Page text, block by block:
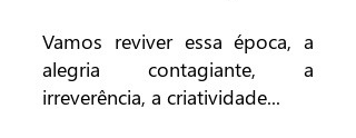
Vamos reviver essa época, a
alegria contagiante, a
irreverência, a criatividade...